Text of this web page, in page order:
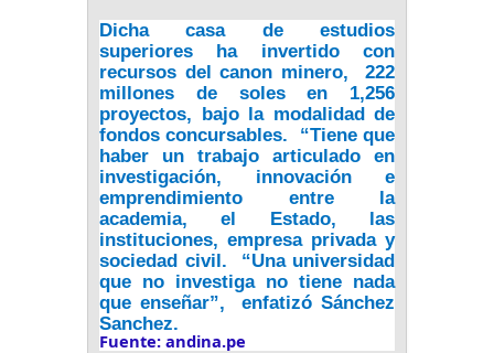
Dicha casa de estudios
superiores ha invertido con
recursos del canon minero, 222
millones de soles en 1,256
proyectos, bajo la modalidad de
fondos concursables. “Tiene que
haber un trabajo articulado en
investigación, innovación e
emprendimiento entre la
academia, el Estado, las
instituciones, empresa privada y
sociedad civil. “Una universidad
que no investiga no tiene nada
que enseñar”, enfatizó Sánchez
Sanchez.
Fuente: andina.pe